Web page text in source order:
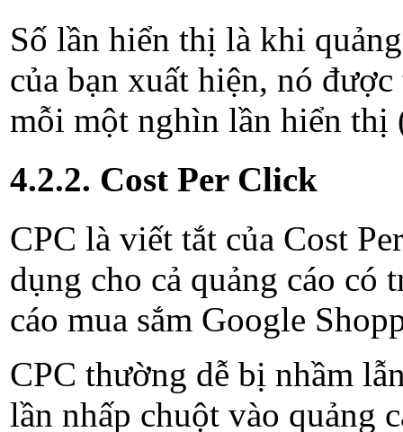
Số lần hiển thị là khi
của bạn xuất hiện, nó
mỗi một nghìn lần hiển thị
4.2.2. Cost Per Click
CPC là viết tắt của Cost
dụng cho cả quảng cáo có
cáo mua sắm Google
CPC thường dễ bị nhầm
lần nhấp chuột vào quảng